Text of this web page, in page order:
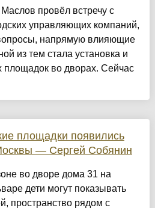
провёл встречу с
управляющих компаний,
напрямую влияющие
из тем стала установка и
площадок во дворах. Сейчас
площадки появились
— Сергей Собянин
во дворе дома 31 на
дети могут показывать
пространство рядом с